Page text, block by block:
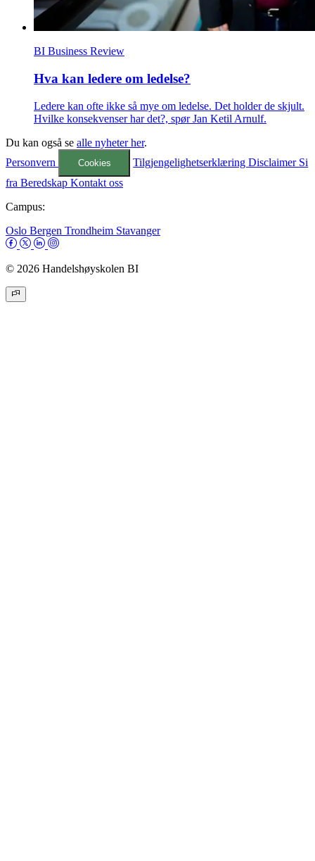
BI Business Review
Hva kan ledere om ledelse?
Ledere kan ofte ikke så mye om ledelse. Det holder de skjult.
Hvilke konsekvenser har det?, spør Jan Ketil Arnulf.
Du kan også se alle nyheter her.
Personvern
Cookies TilgjengelighetserklæringDisclaimer Si
fra Beredskap Kontakt oss
Campus:
Oslo Bergen Trondheim Stavanger
© 2026 Handelshøyskolen BI